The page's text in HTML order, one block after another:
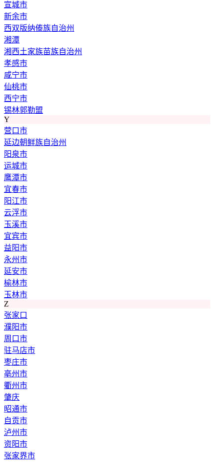
宣城市
新余市
西双版纳傣族自治州
湘潭
湘西土家族苗族自治州
孝感市
咸宁市
仙桃市
西宁市
锡林郭勒盟
Y
营口市
延边朝鲜族自治州
阳泉市
运城市
鹰潭市
宜春市
阳江市
云浮市
玉溪市
宜宾市
益阳市
永州市
延安市
榆林市
玉林市
Z
张家口
濮阳市
周口市
驻马店市
枣庄市
亳州市
衢州市
肇庆
昭通市
自贡市
泸州市
资阳市
张家界市